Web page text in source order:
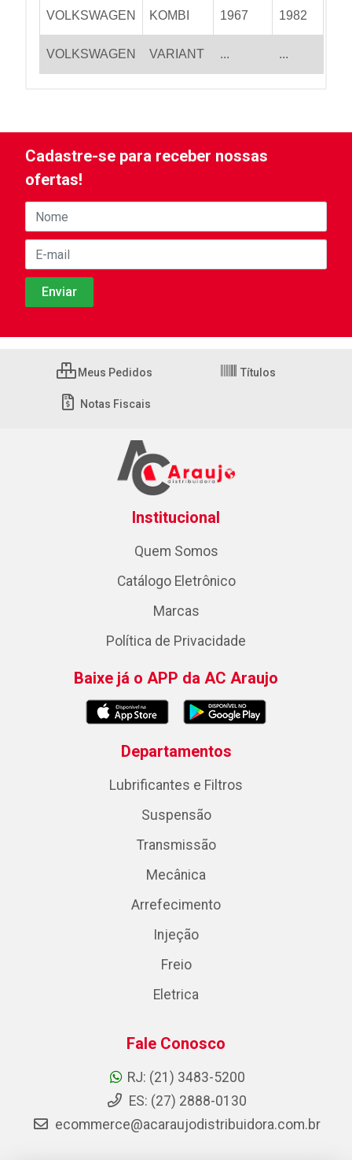
VOLKSWAGEN KOMBI 1967 1982
VOLKSWAGEN VARIANT ... ...
Cadastre-se para receber nossas
ofertas!
Meus Pedidos Títulos
Notas Fiscais
Institucional
Quem Somos
Catálogo Eletrônico
Marcas
Política de Privacidade
Baixe já o APP da AC Araujo
Departamentos
Lubrificantes e Filtros
Suspensão
Transmissão
Mecânica
Arrefecimento
Injeção
Freio
Eletrica
Fale Conosco
RJ: (21) 3483-5200
ES: (27) 2888-0130
ecommerce@acaraujodistribuidora.com.br